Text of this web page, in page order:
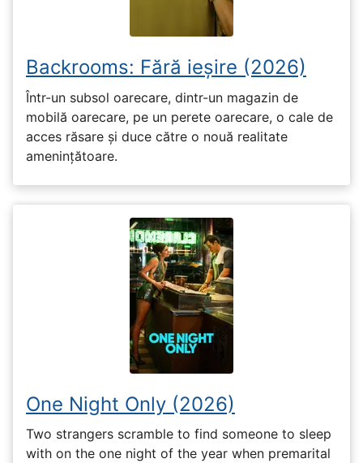
Backrooms: Fără ieșire (2026)
Într-un subsol oarecare, dintr-un magazin de
mobilă oarecare, pe un perete oarecare, o cale de
acces răsare și duce către o nouă realitate
amenințătoare.
One Night Only (2026)
Two strangers scramble to find someone to sleep
with on the one night of the year when premarital